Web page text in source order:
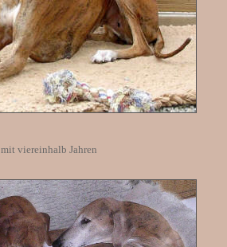
mit viereinhalb Jahren